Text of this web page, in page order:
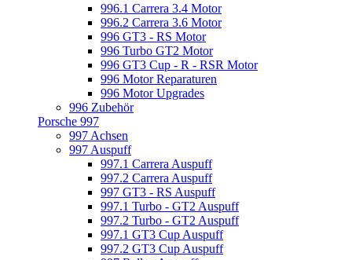
996.1 Carrera 3.4 Motor
996.2 Carrera 3.6 Motor
996 GT3 - RS Motor
996 Turbo GT2 Motor
996 GT3 Cup - R - RSR Motor
996 Motor Reparaturen
996 Motor Upgrades
996 Zubehör
Porsche 997
997 Achsen
997 Auspuff
997.1 Carrera Auspuff
997.2 Carrera Auspuff
997 GT3 - RS Auspuff
997.1 Turbo - GT2 Auspuff
997.2 Turbo - GT2 Auspuff
997.1 GT3 Cup Auspuff
997.2 GT3 Cup Auspuff